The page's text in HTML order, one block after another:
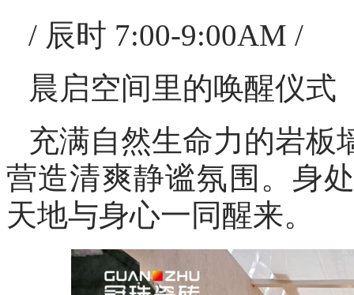
/ 辰时 7:00-9:00AM /
晨启空间里的唤醒仪式
充满自然生命力的岩板
营造清爽静谧氛围。身
天地与身心一同醒来。